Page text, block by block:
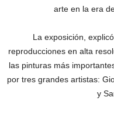
arte en la era
La exposición,
reproducciones en alta
las pinturas más
por tres grandes artistas:
y